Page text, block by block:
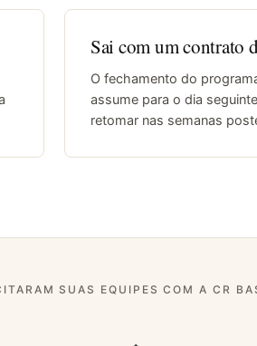
Sai com um contrato
O fechamento do
assume para o dia
retomar nas semanas
SUAS EQUIPES COM A CR